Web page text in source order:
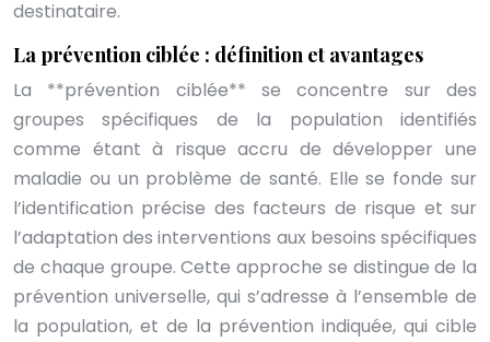
destinataire.
La prévention ciblée : définition et avantages
La **prévention ciblée** se concentre sur des
groupes spécifiques de la population identifiés
comme étant à risque accru de développer une
maladie ou un problème de santé. Elle se fonde sur
l’identification précise des facteurs de risque et sur
l’adaptation des interventions aux besoins spécifiques
de chaque groupe. Cette approche se distingue de la
prévention universelle, qui s’adresse à l’ensemble de
la population, et de la prévention indiquée, qui cible